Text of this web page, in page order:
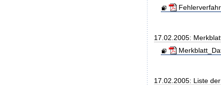
17.02.2005:
17.02.2005: Liste